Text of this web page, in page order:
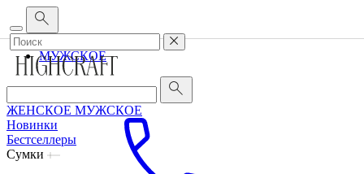
Корпоративным клиентам
ЖЕНСКОЕ
МУЖСКОЕ
ЖЕНСКОЕ МУЖСКОЕ
Новинки
Бестселлеры
Сумки